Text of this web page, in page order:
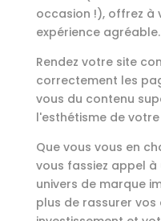
occasion !), offrez à
expérience agréable.
Rendez votre site
correctement les
vous du contenu
l'esthétisme de votre
Que vous vous en
vous fassiez appel à
univers de marque
plus de rassurer